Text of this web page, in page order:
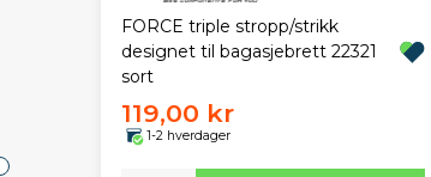
FORCE triple stropp/strikk
designet til bagasjebrett 22321
sort
119,00 kr
1-2 hverdager